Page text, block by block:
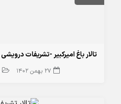
تالار باغ امیرکبیر -تشریفات درویشی
27 بهمن 1402